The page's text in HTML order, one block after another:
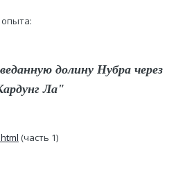
долину Нубра через
Ла"
(часть 1)